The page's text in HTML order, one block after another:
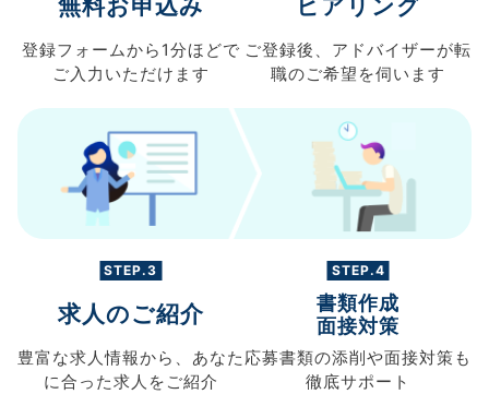
無料お申込み
登録フォームから 1分ほどで
ご入力 いただけます
ヒアリング
ご登録後、 アドバイザーが転
職のご希望を伺います
STEP.3
求人のご紹介
豊富な求人情報から、 あなた
に合った求人を ご紹介
STEP.4
書類作成
面接対策
応募書類の添削や面接対策も
徹底サポート